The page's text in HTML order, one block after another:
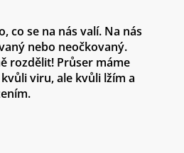
co se na nás valí. Na nás
nebo neočkovaný.
rozdělit! Průser máme
viru, ale kvůli lžím a